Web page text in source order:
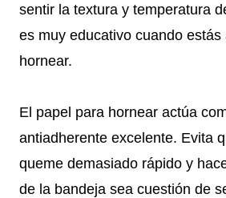
sentir la textura y temperatura
es muy educativo cuando estás
hornear.
El papel para hornear actúa
antiadherente excelente. Evita
queme demasiado rápido y
de la bandeja sea cuestión de